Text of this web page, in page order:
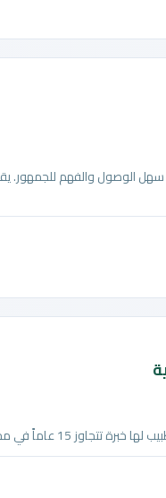
الوصول والفهم للجمهور.
الطبية والتعليمية في لبنان، ...